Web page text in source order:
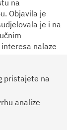
na
Objavila je
je i na
nalaze
fakulteta
pristajete na
analize